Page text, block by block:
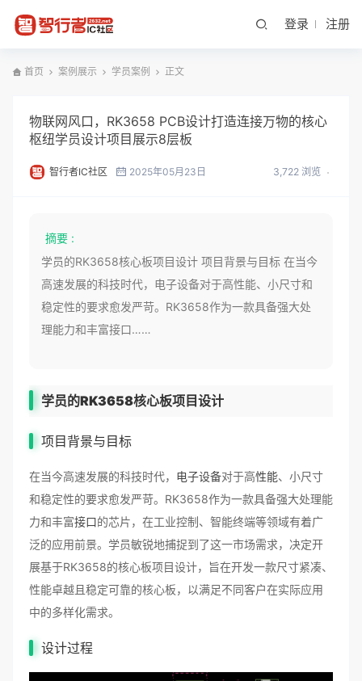
登录 注册
首页 案例展示 学员案例 正文
物联网风口，RK3658 PCB设计打造连接万物的核心
枢纽学员设计项目展示8层板
智行者IC社区 2025年05月23日 3,722 浏览
摘要 :
学员的RK3658核心板项目设计 项目背景与目标 在当今
高速发展的科技时代，电子设备对于高性能、小尺寸和
稳定性的要求愈发严苛。RK3658作为一款具备强大处
理能力和丰富接口……
学员的RK3658核心板项目设计
项目背景与目标
在当今高速发展的科技时代， 电子设备对于高性能、小尺寸
和稳定性的要求愈发严苛。RK3658作为一款具备强大处理能
力和丰富接口的芯片，在工业控制、智能终端等领域有着广
泛的应用前景。学员敏锐地捕捉到了这一市场需求，决定开
展基于RK3658的核心板项目设计，旨在开发一款尺寸紧凑、
性能卓越且稳定可靠的核心板，以满足不同客户在实际应用
中的多样化需求。
设计过程